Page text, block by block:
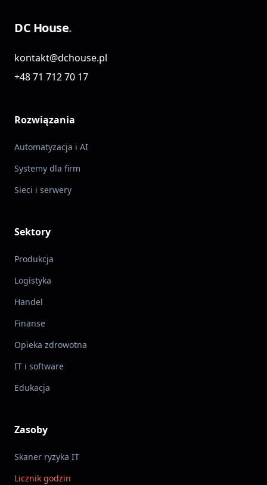
DC House.
kontakt@dchouse.pl
+48 71 712 70 17
Rozwiązania
Automatyzacja i AI
Systemy dla firm
Sieci i serwery
Sektory
Produkcja
Logistyka
Handel
Finanse
Opieka zdrowotna
IT i software
Edukacja
Zasoby
Skaner ryzyka IT
Licznik godzin